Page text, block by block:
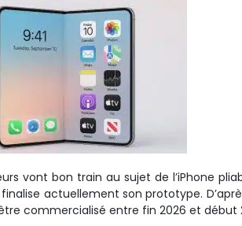
vont bon train au sujet de l’iPhone
finalise actuellement son prototype.
commercialisé entre fin 2026 et début